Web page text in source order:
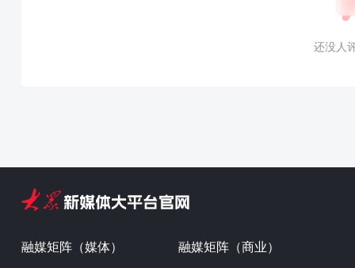
还没人
融媒矩阵（媒体） 融媒矩阵（商业）